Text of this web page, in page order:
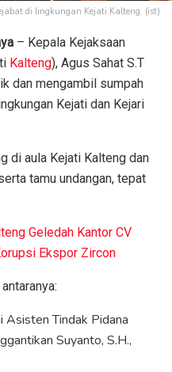
di lingkungan Kejati Kalteng. (ist)
– Kepala Kejaksaan
Kalteng), Agus Sahat S.T
dan mengambil sumpah
Kejati dan Kejari
di aula Kejati Kalteng dan
tamu undangan, tepat
Geledah Kantor CV
Ekspor Zircon
Asisten Tindak Pidana
Suyanto, S.H.,